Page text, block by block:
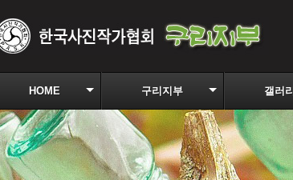
HOME 구리지부 갤러리